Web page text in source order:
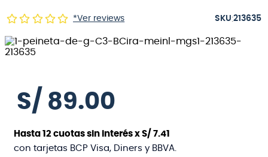
*Ver reviews :213635
S/ 89.00
Hasta12 cuotas sin interés xS/ 7.41
con tarjetas BCP Visa, Diners y BBVA.